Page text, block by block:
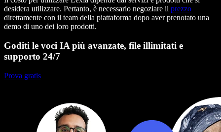
desidera utilizzare. Pertanto, è necessario negoziare il prezzo
direttamente con il team della piattaforma dopo aver prenotato una
demo di uno dei loro prodotti.
Goditi le voci IA più avanzate, file illimitati e
supporto 24/7
Prova gratis